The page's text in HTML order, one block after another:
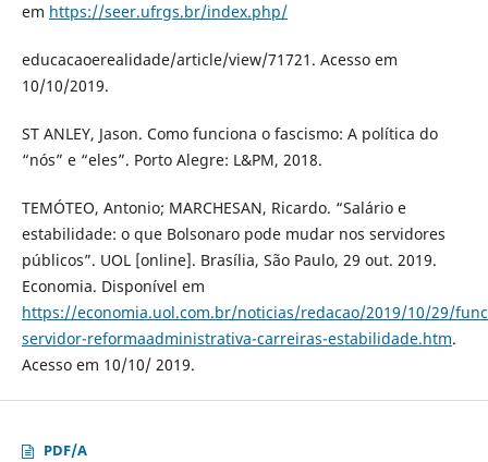
em https://seer.ufrgs.br/index.php/
educacaoerealidade/article/view/71721. Acesso em
10/10/2019.
ST ANLEY, Jason. Como funciona o fascismo: A política do
“nós” e “eles”. Porto Alegre: L&PM, 2018.
TEMÓTEO, Antonio; MARCHESAN, Ricardo. “Salário e
estabilidade: o que Bolsonaro pode mudar nos servidores
públicos”. UOL [online]. Brasília, São Paulo, 29 out. 2019.
Economia. Disponível em
https://economia.uol.com.br/noticias/redacao/2019/10/29/
servidor-reformaadministrativa-carreiras-estabilidade.htm.
Acesso em 10/10/ 2019.
PDF/A